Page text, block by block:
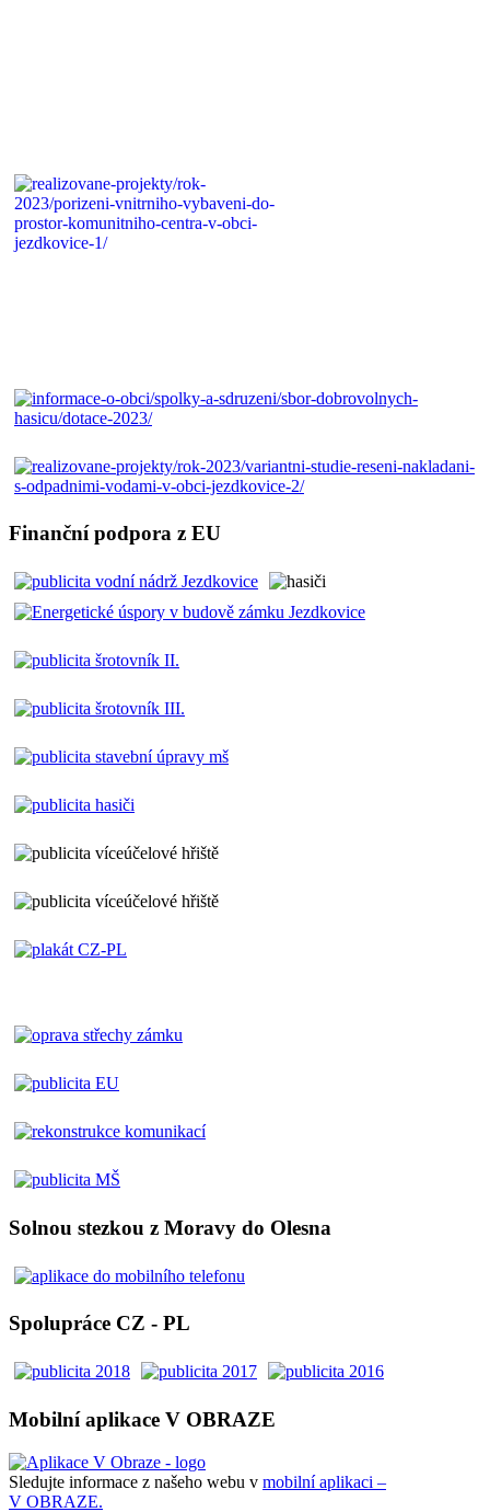
Finanční podpora z EU
Solnou stezkou z Moravy do Olesna
Spolupráce CZ - PL
Mobilní aplikace V OBRAZE
Sledujte informace z našeho webu v mobilní aplikaci –
V OBRAZE.